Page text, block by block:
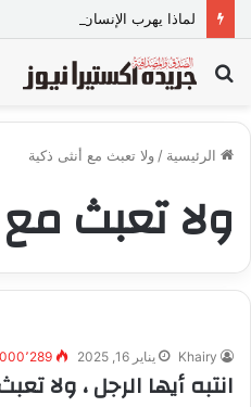
لماذا يهرب الإنسان إلى الفن
بحث
الرئيسية / ولا تعبث مع أنثى ذكية
ولا تعبث
Khairy يناير 16, 2025
انتبه أيها الرجل ، ولا